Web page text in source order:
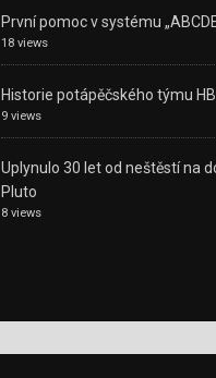
První pomoc v systému
18 views
Historie potápěčského týmu
9 views
Uplynulo 30 let od neštěstí na
Pluto
8 views